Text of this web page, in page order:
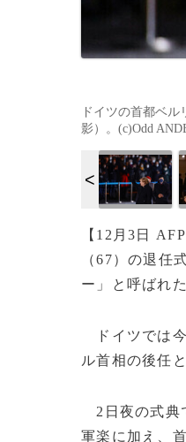
ドイツの首都ベ
影）。(c)Odd
【12月3日
（67）の退任
ー」と呼ばれ
ドイツでは今
ル首相の後任
2日夜の式典
軍楽に加え、